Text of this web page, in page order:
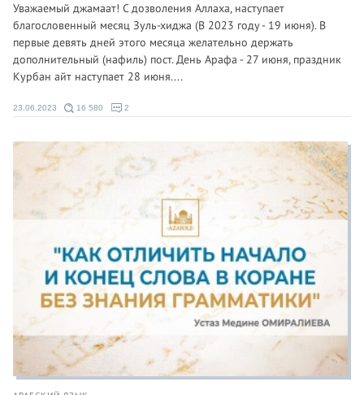
Уважаемый джамаат! С дозволения Аллаха, наступает
благословенный месяц Зуль-хиджа (В 2023 году - 19 июня). В
первые девять дней этого месяца желательно держать
дополнительный (нафиль) пост. День Арафа - 27 июня, праздник
Курбан айт наступает 28 июня....
23.06.2023 16 580 2